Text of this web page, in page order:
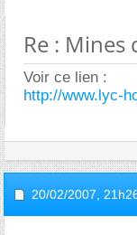
Re : Mines
Voir ce lien :
http://www.lyc-
20/02/2007,